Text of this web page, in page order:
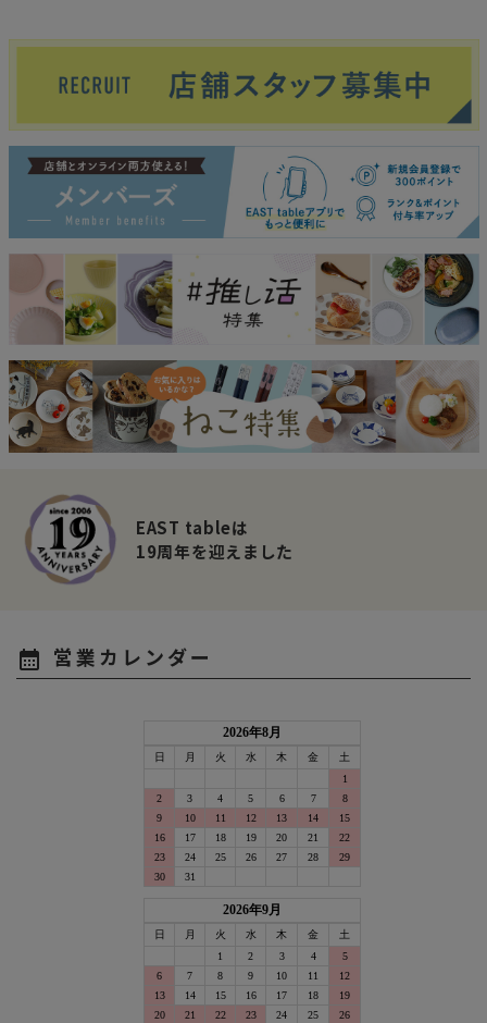
EAST tableは
19周年を迎えました
calendar_month 営業カレンダー